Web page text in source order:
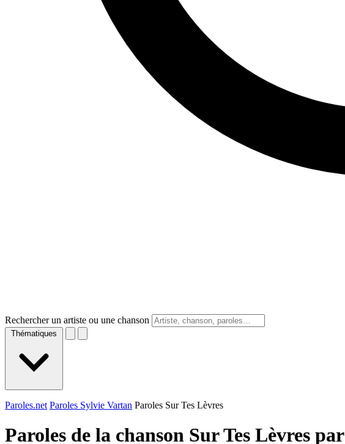
Rechercher un artiste ou une chanson
Thématiques
Paroles.net Paroles Sylvie Vartan Paroles Sur Tes Lèvres
Paroles de la chanson Sur Tes Lèvres par